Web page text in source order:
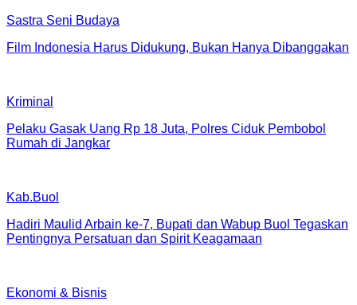
Sastra Seni Budaya
Film Indonesia Harus Didukung, Bukan Hanya Dibanggakan
Kriminal
Pelaku Gasak Uang Rp 18 Juta, Polres Ciduk Pembobol
Rumah di Jangkar
Kab.Buol
Hadiri Maulid Arbain ke-7, Bupati dan Wabup Buol Tegaskan
Pentingnya Persatuan dan Spirit Keagamaan
Ekonomi & Bisnis